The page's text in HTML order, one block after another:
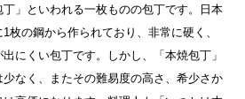
」といわれる一枚ものの包丁です。日本
枚の鋼から作られており、非常に硬く、
にくい包丁です。しかし、「本焼包丁」
なく、またその難易度の高さ、希少さか